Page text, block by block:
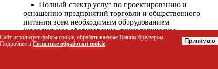
Полный спектр услуг по проектированию и
оснащению предприятий торговли и общественного
питания всем необходимым оборудованием
(холодильное оборудование, технологическое
оборудование, стеллажное оборудование и т.д.);
Автоматизация торговых процессов и внедрения
Сайт использует файлы cookie, обрабатываемые Вашим браузером.
Подробнее в Политике обработки cookie. Принимаю